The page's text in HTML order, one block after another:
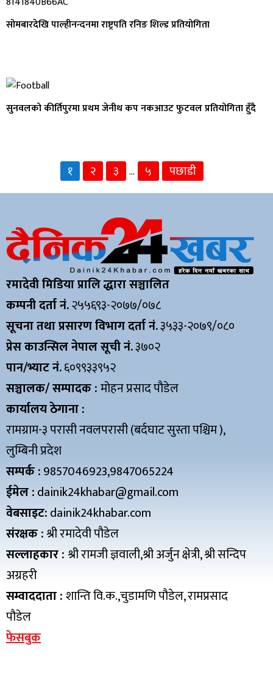
सोमबारदेखि पाल्हीनन्दनमा राष्ट्रपति रनिङ शिल्ड प्रतियोगिता
सुनवलको कीर्तिपुरमा प्रथम जेनीथ कप नकआउट फुटवल प्रतियोगिता हुँदै
१ २ ३ … ५ पछाडी
रमादेवी मिडिया प्रालि द्धारा सञ्चालित
कम्पनी दर्ता नं.२५५६९३-२०७७/०७८
सूचना तथा प्रसारण विभाग दर्ता नं.३५३३-२०७९/०८०
प्रेस काउन्सिल नेपाल सूची नं.३७०२
पान/भ्याट नं.६०९९३३९५२
सञ्चालक/ सम्पादक :मोहन प्रसाद पौडेल
कार्यालय ठेगाना :
रामग्राम-३ परासी नवलपरासी (बर्दघाट सुस्ता पश्चिम ),
लुम्बिनी प्रदेश
सम्पर्क :9857046923,9847065224
ईमेल :dainik24khabar@gmail.com
वेबसाइट:dainik24khabar.com
संरक्षक :श्री रमादेवी पौडेल
सल्लाहकार :श्री रामजी ज्ञवाली,श्री अर्जुन क्षेत्री, श्री सन्दिप
अग्रहरी
सम्वाददाता :शान्ति वि.क.,चुडामणि पौडेल, रामप्रसाद
पौडेल
फेसबुक